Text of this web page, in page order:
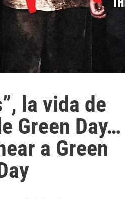
la vida de
Green Day…
a Green